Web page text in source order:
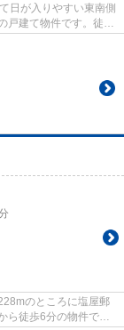
日が入りやすい東南側
戸建て物件です。徒歩
のところに塩屋郵
ら徒歩6分の物件で